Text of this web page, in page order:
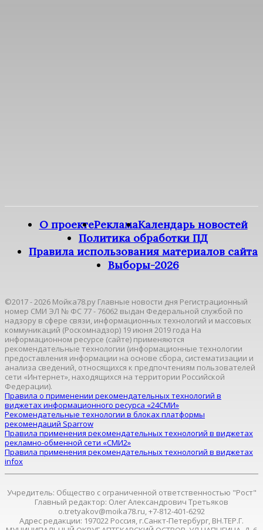
О проектеРекламаКалендарь новостей
Политика обработки ПД
Правила использования материалов сайта
Выборы-2026
©2017 - 2026 Мойка78.ру Главные новости дня Регистрационный
номер СМИ ЭЛ № ФС 77 - 76062 выдан Федеральной службой по
надзору в сфере связи, информационных технологий и массовых
коммуникаций (Роскомнадзор) 19 июня 2019 года На
информационном ресурсе (сайте) применяются
рекомендательные технологии (информационные технологии
предоставления информации на основе сбора, систематизации и
анализа сведений, относящихся к предпочтениям пользователей
сети «Интернет», находящихся на территории Российской
Федерации).
Правила о применении рекомендательных технологий в
виджетах информационного ресурса «24СМИ»
Рекомендательные технологии в блоках платформы
рекомендаций Sparrow
Правила применения рекомендательных технологий в виджетах
рекламно-обменной сети «СМИ2»
Правила применения рекомендательных технологий в виджетах
infox
Учредитель: Общество с ограниченной ответственностью "Рост"
Главный редактор: Олег Александрович Третьяков
o.tretyakov@moika78.ru, +7-812-401-6292
Адрес редакции: 197022 Россия, г.Санкт-Петербург, ВН.ТЕР.Г.